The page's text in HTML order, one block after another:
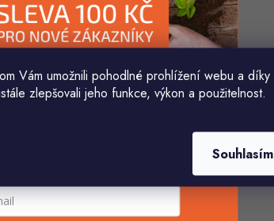
Vám umožnili pohodlné prohlížení webu a díky
zlepšovali jeho funkce, výkon a použitelnost.
Souhlasím